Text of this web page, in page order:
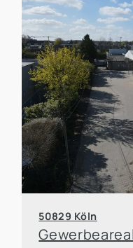
50829 Köln